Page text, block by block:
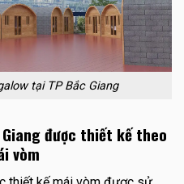
tại TP Bắc Giang
được thiết kế theo
vòm